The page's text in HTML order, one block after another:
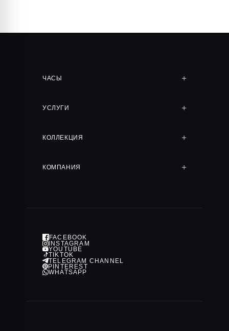
состояние, Только часы
Цена по запросу
состояние, Только часы
AUDEMARS PIGUET ROYAL